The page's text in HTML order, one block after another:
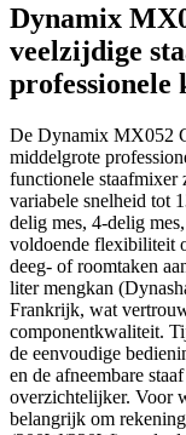
Dynamix
veelzijdige
professionele
De Dynamix MX052
middelgrote
functionele staafmixer
variabele snelheid tot
delig mes, 4-delig
voldoende flexibiliteit
deeg- of roomtaken
liter mengkan
Frankrijk, wat
componentkwaliteit.
de eenvoudige
en de afneembare
overzichtelijker. Voor
belangrijk om